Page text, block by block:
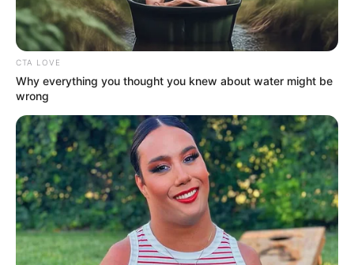
CTA LOVE
Why everything you thought you knew about water might be
wrong